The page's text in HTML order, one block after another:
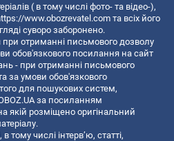
( в тому числі фото- та відео-),
www.obozrevatel.com та всіх його
суворо заборонено.
отриманні письмового дозволу
обов'язкового посилання на сайт
- при отриманні письмового
за умови обов'язкового
для пошукових систем,
за посиланням
якій розміщено оригінальний
тому числі інтерв’ю, статті,